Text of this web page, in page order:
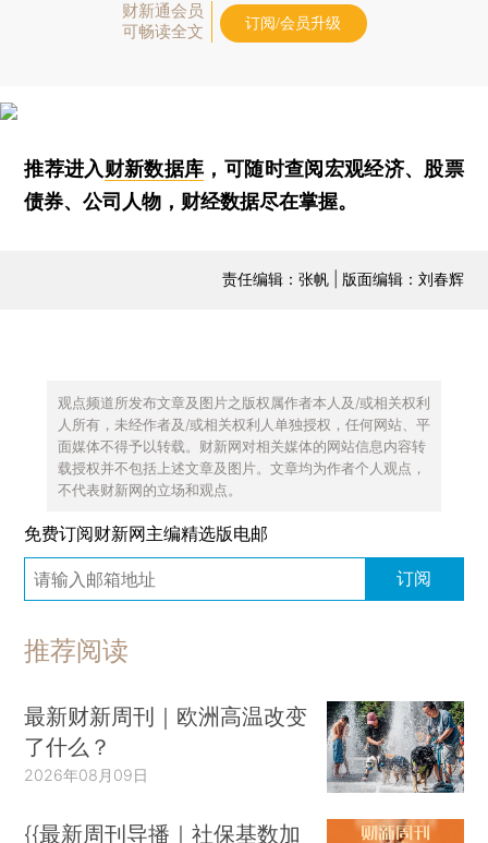
财新通会员
可畅读全文
订阅/会员升级
推荐进入财新数据库 ，可随时查阅宏观经济、股票
债券、公司人物，财经数据尽在掌握。
责任编辑：张帆 | 版面编辑：刘春辉
观点频道所发布文章及图片之版权属作者本人及/或相关权利
人所有，未经作者及/或相关权利人单独授权，任何网站、平
面媒体不得予以转载。财新网对相关媒体的网站信息内容转
载授权并不包括上述文章及图片。文章均为作者个人观点，
不代表财新网的立场和观点。
免费订阅财新网主编精选版电邮
订阅
推荐阅读
最新财新周刊｜欧洲高温改变
了什么？
2026年08月09日
{{最新周刊导播｜社保基数加